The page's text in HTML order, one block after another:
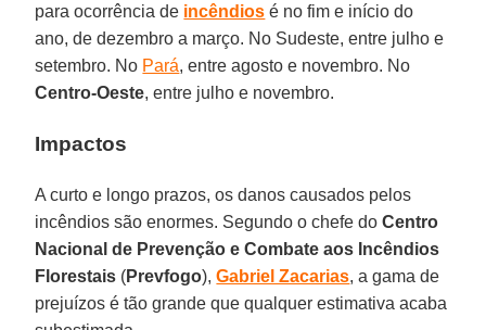
para ocorrência de incêndios é no fim e início do
ano, de dezembro a março. No Sudeste, entre julho e
setembro. No Pará, entre agosto e novembro. No
Centro-Oeste, entre julho e novembro.
Impactos
A curto e longo prazos, os danos causados pelos
incêndios são enormes. Segundo o chefe doCentro
Nacional de Prevenção e Combate aos Incêndios
Florestais (Prevfogo),Gabriel Zacarias, a gama de
prejuízos é tão grande que qualquer estimativa acaba